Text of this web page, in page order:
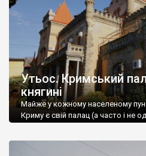
Утьос. Кримський
княгині
Майже у кожному населеному
Криму є свій палац (а часто і не